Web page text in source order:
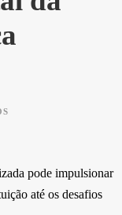
pode impulsionar
até os desafios